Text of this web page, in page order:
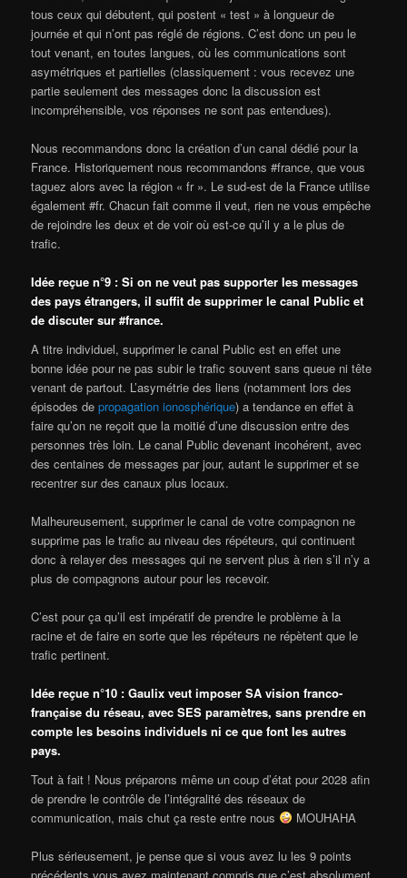
tous ceux qui débutent, qui postent « test » à longueur de
journée et qui n’ont pas réglé de régions. C’est donc un peu le
tout venant, en toutes langues, où les communications sont
asymétriques et partielles (classiquement : vous recevez une
partie seulement des messages donc la discussion est
incompréhensible, vos réponses ne sont pas entendues).
Nous recommandons donc la création d’un canal dédié pour la
France. Historiquement nous recommandons #france, que vous
taguez alors avec la région « fr ». Le sud-est de la France utilise
également #fr. Chacun fait comme il veut, rien ne vous empêche
de rejoindre les deux et de voir où est-ce qu’il y a le plus de
trafic.
Idée reçue n°9 : Si on ne veut pas supporter les messages
des pays étrangers, il suffit de supprimer le canal Public et
de discuter sur #france.
A titre individuel, supprimer le canal Public est en effet une
bonne idée pour ne pas subir le trafic souvent sans queue ni tête
venant de partout. L’asymétrie des liens (notamment lors des
épisodes depropagation ionosphérique) a tendance en effet à
faire qu’on ne reçoit que la moitié d’une discussion entre des
personnes très loin. Le canal Public devenant incohérent, avec
des centaines de messages par jour, autant le supprimer et se
recentrer sur des canaux plus locaux.
Malheureusement, supprimer le canal de votre compagnon ne
supprime pas le trafic au niveau des répéteurs, qui continuent
donc à relayer des messages qui ne servent plus à rien s’il n’y a
plus de compagnons autour pour les recevoir.
C’est pour ça qu’il est impératif de prendre le problème à la
racine et de faire en sorte que les répéteurs ne répètent que le
trafic pertinent.
Idée reçue n°10 : Gaulix veut imposer SA vision franco-
française du réseau, avec SES paramètres, sans prendre en
compte les besoins individuels ni ce que font les autres
pays.
Tout à fait ! Nous préparons même un coup d’état pour 2028 afin
de prendre le contrôle de l’intégralité des réseaux de
communication, mais chut ça reste entre nous
MOUHAHA
Plus sérieusement, je pense que si vous avez lu les 9 points